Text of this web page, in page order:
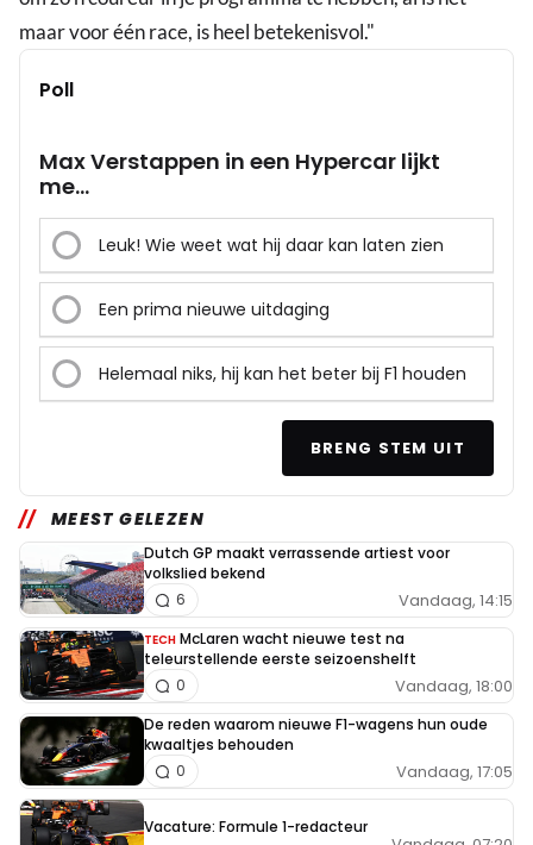
maar voor één race, is heel betekenisvol."
Poll
Max Verstappen in een Hypercar lijkt
me...
Leuk! Wie weet wat hij daar kan laten zien
Een prima nieuwe uitdaging
Helemaal niks, hij kan het beter bij F1 houden
BRENG STEM UIT
MEEST GELEZEN
Dutch GP maakt verrassende artiest voor
volkslied bekend
Vandaag, 14:15
6
TECH McLaren wacht nieuwe test na
teleurstellende eerste seizoenshelft
Vandaag, 18:00
0
De reden waarom nieuwe F1-wagens hun oude
kwaaltjes behouden
Vandaag, 17:05
0
Vacature: Formule 1-redacteur